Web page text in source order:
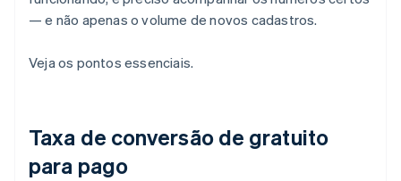
— e não apenas o volume de novos cadastros.
Veja os pontos essenciais.
Taxa de conversão de gratuito
para pago